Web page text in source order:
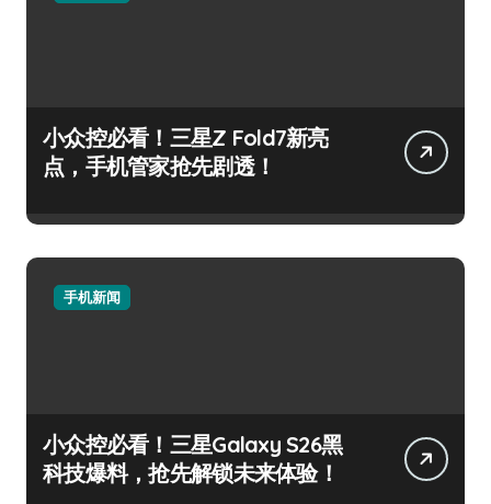
小众控必看！三星Z Fold7新亮
点，手机管家抢先剧透！
手机新闻
小众控必看！三星Galaxy S26黑
科技爆料，抢先解锁未来体验！